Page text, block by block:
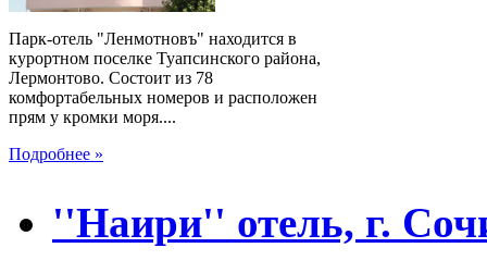
Парк-отель "Ленмотновъ" находится в
курортном поселке Туапсинского района,
Лермонтово. Состоит из 78
комфортабельных номеров и расположен
прям у кромки моря....
Подробнее »
''Наири'' отель, г.